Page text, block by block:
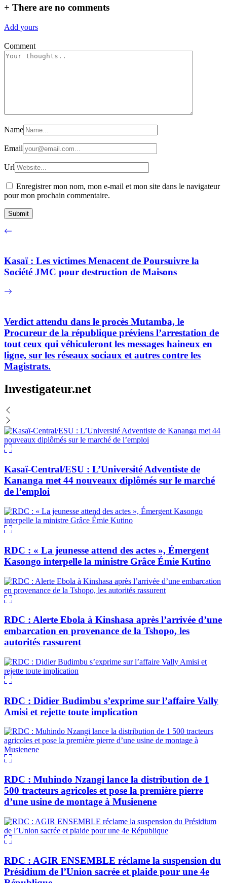
+ There are no comments
Add yours
Comment
Name
Email
Url
Enregistrer mon nom, mon e-mail et mon site dans le navigateur
pour mon prochain commentaire.
Kasaï : Les victimes Menacent de Poursuivre la
Société JMC pour destruction de Maisons
Verdict attendu dans le procès Mutamba, le
Procureur de la république préviens l’arrestation de
tout ceux qui véhiculeront les messages haineux en
ligne, sur les réseaux sociaux et autres contre les
Magistrats.
Investigateur.net
Kasaï-Central/ESU : L’Université Adventiste de
Kananga met 44 nouveaux diplômés sur le marché
de l’emploi
RDC : « La jeunesse attend des actes », Émergent
Kasongo interpelle la ministre Grâce Émie Kutino
RDC : Alerte Ebola à Kinshasa après l’arrivée d’une
embarcation en provenance de la Tshopo, les
autorités rassurent
RDC : Didier Budimbu s’exprime sur l’affaire Vally
Amisi et rejette toute implication
RDC : Muhindo Nzangi lance la distribution de 1
500 tracteurs agricoles et pose la première pierre
d’une usine de montage à Musienene
RDC : AGIR ENSEMBLE réclame la suspension du
Présidium de l’Union sacrée et plaide pour une 4e